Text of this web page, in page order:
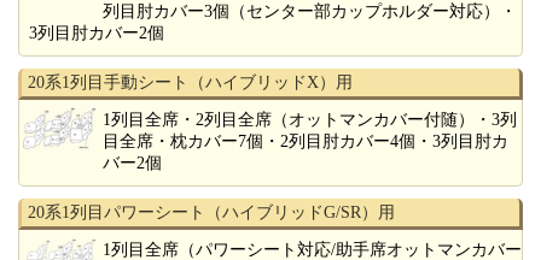
列目肘カバー3個（センター部カップホルダー対応）・
3列目肘カバー2個
20系1列目手動シート（ハイブリッドX）用
1列目全席・2列目全席（オットマンカバー付随）・3列
目全席・枕カバー7個・2列目肘カバー4個・3列目肘カ
バー2個
20系1列目パワーシート（ハイブリッドG/SR）用
1列目全席（パワーシート対応/助手席オットマンカバー